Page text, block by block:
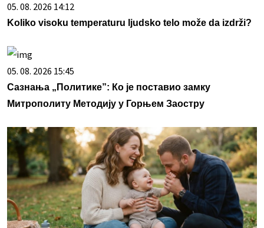
05. 08. 2026 14:12
Koliko visoku temperaturu ljudsko telo može da izdrži?
05. 08. 2026 15:45
Сазнања „Политике”: Ко је поставио замку
Митрополиту Методију у Горњем Заостру